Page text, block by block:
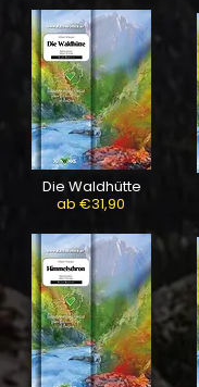
Die Waldhütte
ab €31,90